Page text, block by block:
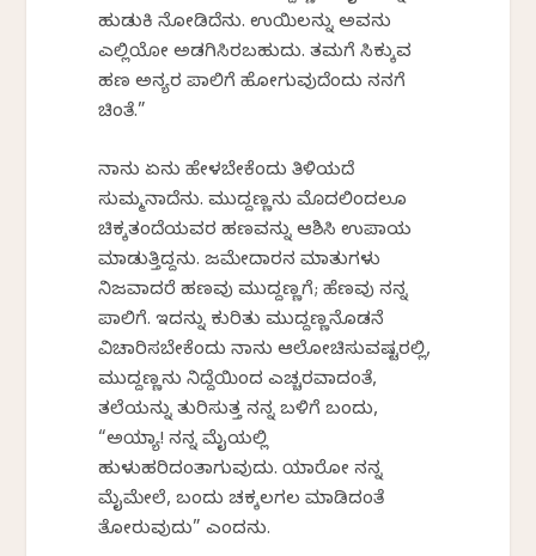
ಹುಡುಕಿ ನೋಡಿದೆನು. ಉಯಿಲನ್ನು ಅವನು
ಎಲ್ಲಿಯೋ ಅಡಗಿಸಿರಬಹುದು. ತಮಗೆ ಸಿಕ್ಕುವ
ಹಣ ಅನ್ಯರ ಪಾಲಿಗೆ ಹೋಗುವುದೆಂದು ನನಗೆ
ಚಿಂತೆ.”
ನಾನು ಏನು ಹೇಳಬೇಕೆಂದು ತಿಳಿಯದೆ
ಸುಮ್ಮನಾದೆನು. ಮುದ್ದಣ್ಣನು ಮೊದಲಿಂದಲೂ
ಚಿಕ್ಕತಂದೆಯವರ ಹಣವನ್ನು ಆಶಿಸಿ ಉಪಾಯ
ಮಾಡುತ್ತಿದ್ದನು. ಜಮೇದಾರನ ಮಾತುಗಳು
ನಿಜವಾದರೆ ಹಣವು ಮುದ್ದಣ್ಣಗೆ; ಹೆಣವು ನನ್ನ
ಪಾಲಿಗೆ. ಇದನ್ನು ಕುರಿತು ಮುದ್ದಣ್ಣನೊಡನೆ
ವಿಚಾರಿಸಬೇಕೆಂದು ನಾನು ಆಲೋಚಿಸುವಷ್ಟರಲ್ಲಿ,
ಮುದ್ದಣ್ಣನು ನಿದ್ದೆಯಿಂದ ಎಚ್ಚರವಾದಂತೆ,
ತಲೆಯನ್ನು ತುರಿಸುತ್ತ ನನ್ನ ಬಳಿಗೆ ಬಂದು,
“ಅಯ್ಯಾ! ನನ್ನ ಮೈಯಲ್ಲಿ
ಹುಳುಹರಿದಂತಾಗುವುದು. ಯಾರೋ ನನ್ನ
ಮೈಮೇಲೆ, ಬಂದು ಚಕ್ಕಲಗಲ ಮಾಡಿದಂತೆ
ತೋರುವುದು” ಎಂದನು.